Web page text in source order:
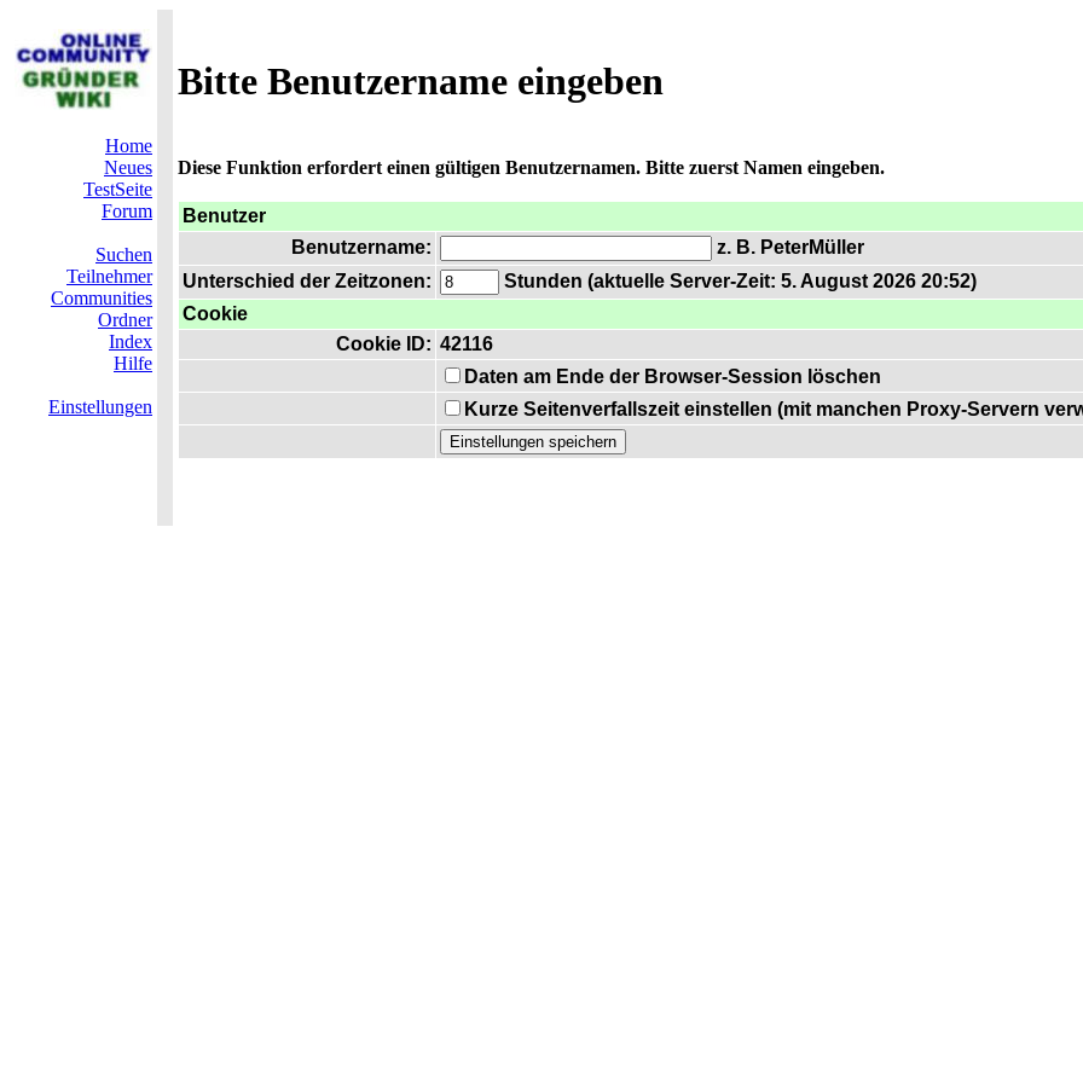
Bitte Benutzername eingeben
Home
Neues
TestSeite
Forum
Suchen
Teilnehmer
Communities
Ordner
Index
Hilfe
Einstellungen
Diese Funktion erfordert einen gültigen Benutzernamen. Bitte zuerst Namen eingeben.
Benutzer
Benutzername:
z. B. PeterMüller
Unterschied der Zeitzonen:
Stunden (aktuelle Server-Zeit: 5. August 2026 20:52)
Cookie
Cookie ID: 42116
Daten am Ende der Browser-Session löschen
Kurze Seitenverfallszeit einstellen (mit manchen Proxy-Servern